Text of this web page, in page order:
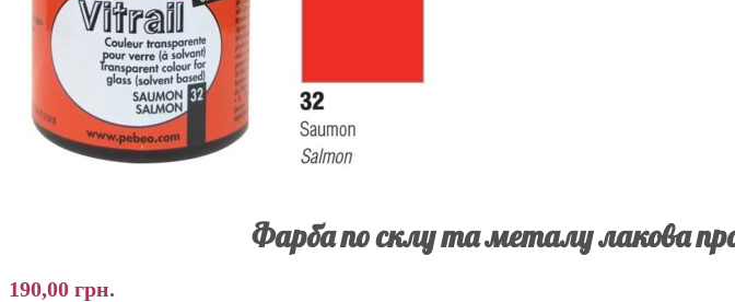
Фарба по склу та металу лакова
190,00 грн.